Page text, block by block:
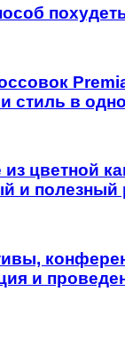
стиль в
цветной
и полезный
и